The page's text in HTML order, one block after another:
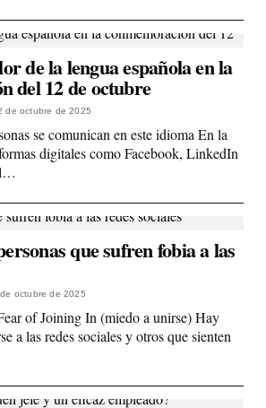
de la lengua española en la
del 12 de octubre
de octubre de 2025
se comunican en este idioma En la
digitales como Facebook, LinkedIn
que sufren fobia a las
octubre de 2025
of Joining In (miedo a unirse) Hay
a las redes sociales y otros que sienten